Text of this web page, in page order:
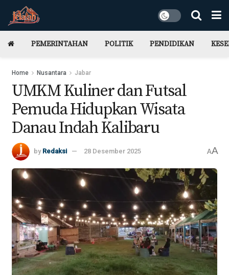
PEMERINTAHAN POLITIK PENDIDIKAN
Home Nusantara Jabar
UMKM Kuliner dan Futsal
Pemuda Hidupkan Wisata
Danau Indah Kalibaru
by Redaksi 28 Desember 2025 AA